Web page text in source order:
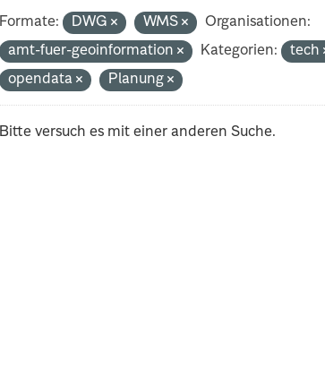
Formate: DWG WMS
Organisationen:
amt-fuer-geoinformation
Kategorien: tech
opendata
Planung
Bitte versuch es mit einer anderen Suche.